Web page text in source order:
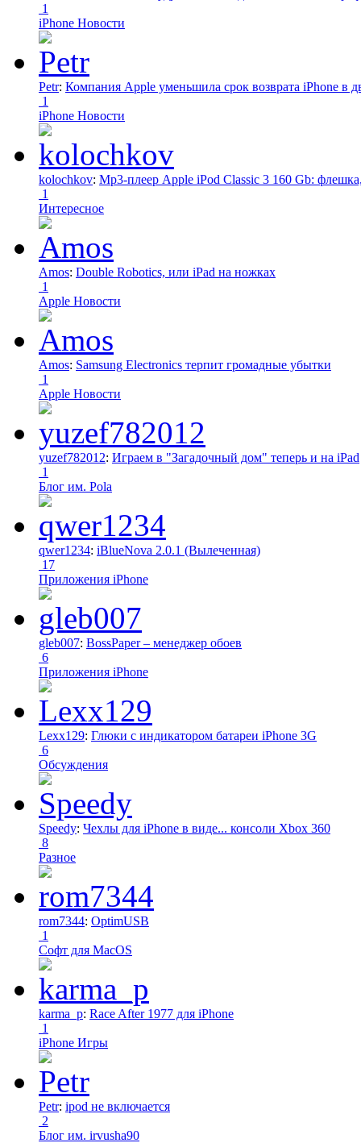
1
iPhone Новости
Petr: Компания Apple уменьшила срок возврата iPhone в
1
iPhone Новости
kolochkov: Mp3-плеер Apple iPod Classic 3 160 Gb:
1
Интересное
Amos: Double Robotics, или iPad на ножках
1
Apple Новости
Amos: Samsung Electronics терпит громадные убытки
1
Apple Новости
yuzef782012: Играем в "Загадочный дом" теперь и на iPad
1
Блог им. Pola
qwer1234: iBlueNova 2.0.1 (Вылеченная)
17
Приложения iPhone
gleb007: BossPaper – менеджер обоев
6
Приложения iPhone
Lexx129: Глюки с индикатором батареи iPhone 3G
6
Обсуждения
Speedy: Чехлы для iPhone в виде... консоли Xbox 360
8
Разное
rom7344: OptimUSB
1
Софт для MacOS
karma_p: Race After 1977 для iPhone
1
iPhone Игры
Petr: ipod не включается
2
Блог им. irvusha90